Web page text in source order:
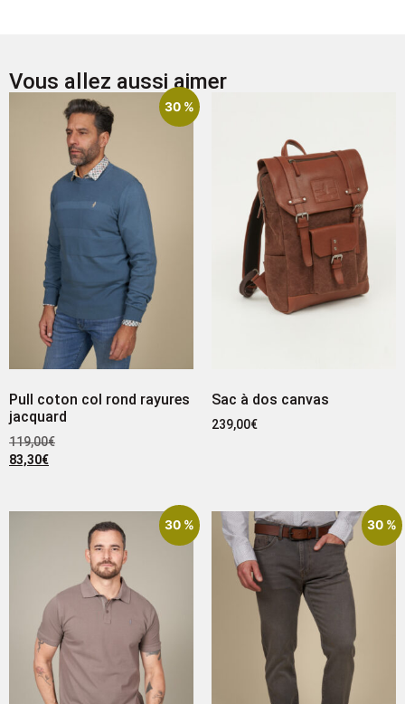
Vous allez aussi aimer
30 %
Pull coton col rond rayures
jacquard
119,00€
83,30€
Sac à dos canvas
239,00€
30 % 30 %